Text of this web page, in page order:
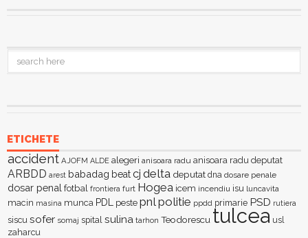
ETICHETE
accident AJOFM ALDE alegeri anisoara radu anisoara radu deputat
ARBDD arest babadag beatcj delta deputat dna dosare penale
dosar penal fotbal frontiera furt Hogea icem incendiu isu luncavita
macin masina munca PDL peste pnlpolitie ppdd primarie PSD rutiera
siscu sofer somaj spital sulina tarhon Teodorescu tulcea usl
zaharcu